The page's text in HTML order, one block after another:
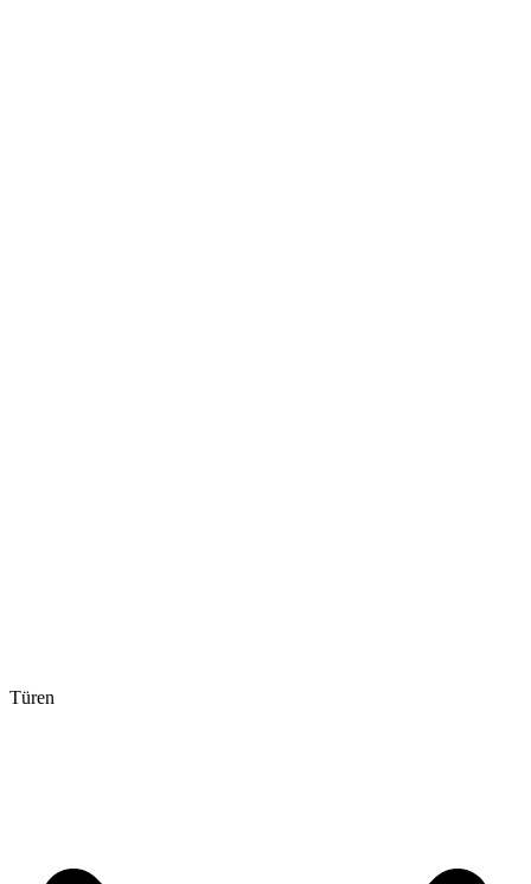
Türen